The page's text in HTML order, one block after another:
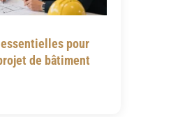
pour
de bâtiment